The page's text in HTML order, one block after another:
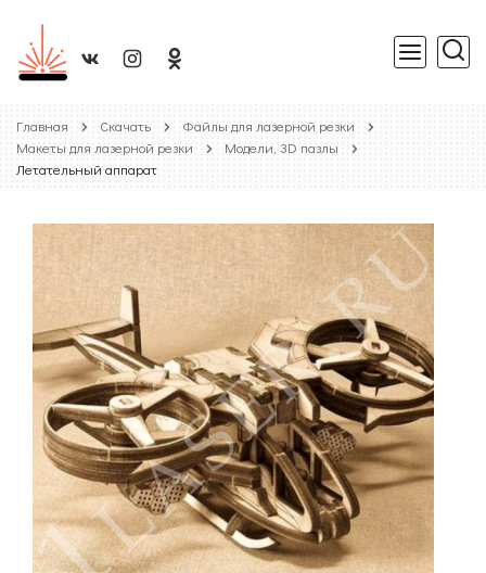
Главная Скачать
Файлы для лазерной резки
Макеты для лазерной резки
Модели, 3D пазлы
Летательный аппарат